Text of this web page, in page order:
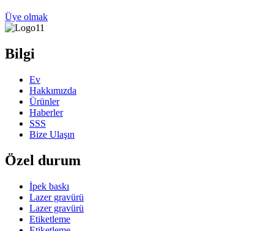
Üye olmak
Bilgi
Ev
Hakkımızda
Ürünler
Haberler
SSS
Bize Ulaşın
Özel durum
İpek baskı
Lazer gravürü
Lazer gravürü
Etiketleme